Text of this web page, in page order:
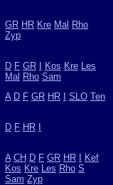
GR HR Kre Mal Rho
Zyp
D F GR Kos Kre Les
Mal Rho Sam
A D F GR HR SLO Ten
D F HR
A CH D F GR HR
Kef
Kos Kre Les Rho S
Sam Zyp